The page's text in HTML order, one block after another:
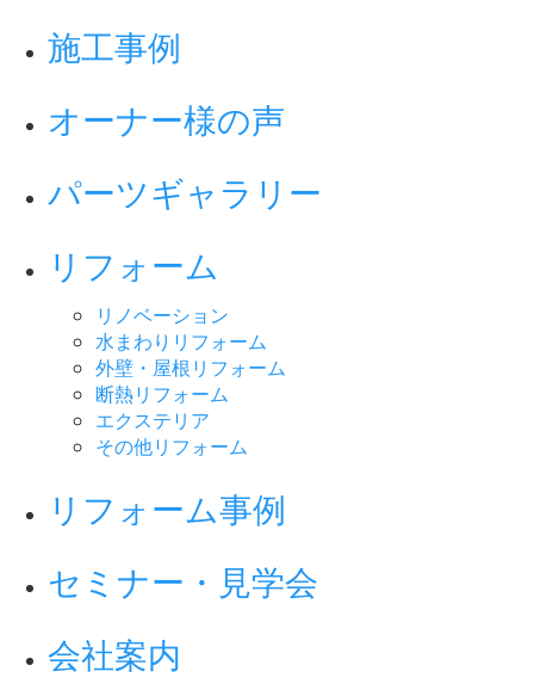
施工事例
オーナー様の声
パーツギャラリー
リフォーム
リノベーション
水まわりリフォーム
外壁・屋根リフォーム
断熱リフォーム
エクステリア
その他リフォーム
リフォーム事例
セミナー・見学会
会社案内